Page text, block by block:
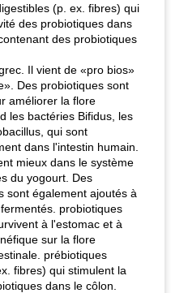
(p. ex. fibres) qui
des probiotiques dans
des probiotiques
Il vient de «pro bios»
Des probiotiques sont
améliorer la flore
les bactéries Bifidus, les
qui sont
dans l'intestin humain.
mieux dans le système
du yogourt. Des
sont également ajoutés à
probiotiques
à l'estomac et à
sur la flore
prébiotiques
fibres) qui stimulent la
dans le côlon.